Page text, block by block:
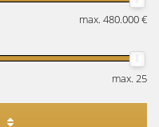
max. 480.000 €
max. 25